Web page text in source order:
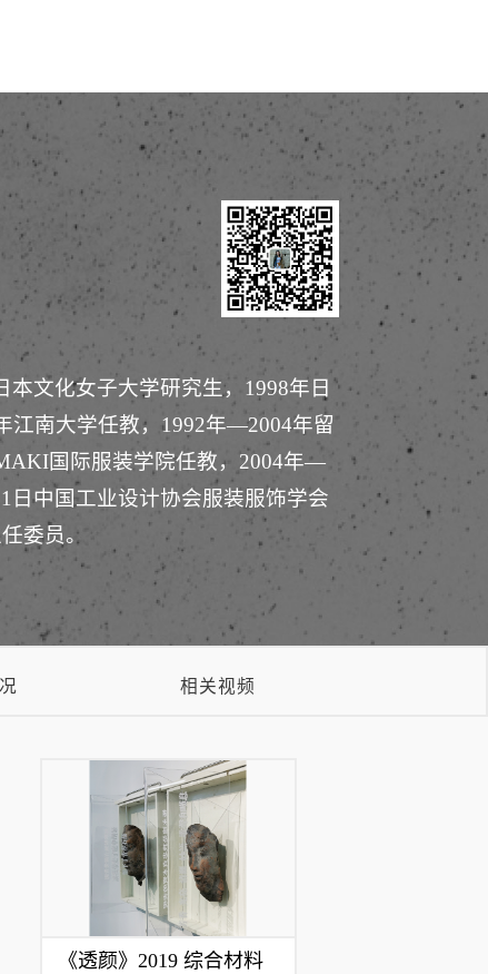
文化女子大学研究生，1998年日
江南大学任教，1992年—2004年留
国际服装学院任教，2004年—
日中国工业设计协会服装服饰学会
委员。
相关视频
《透颜》2019 综合材料